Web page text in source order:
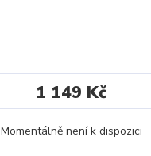
1 149 Kč
Momentálně není k dispozici